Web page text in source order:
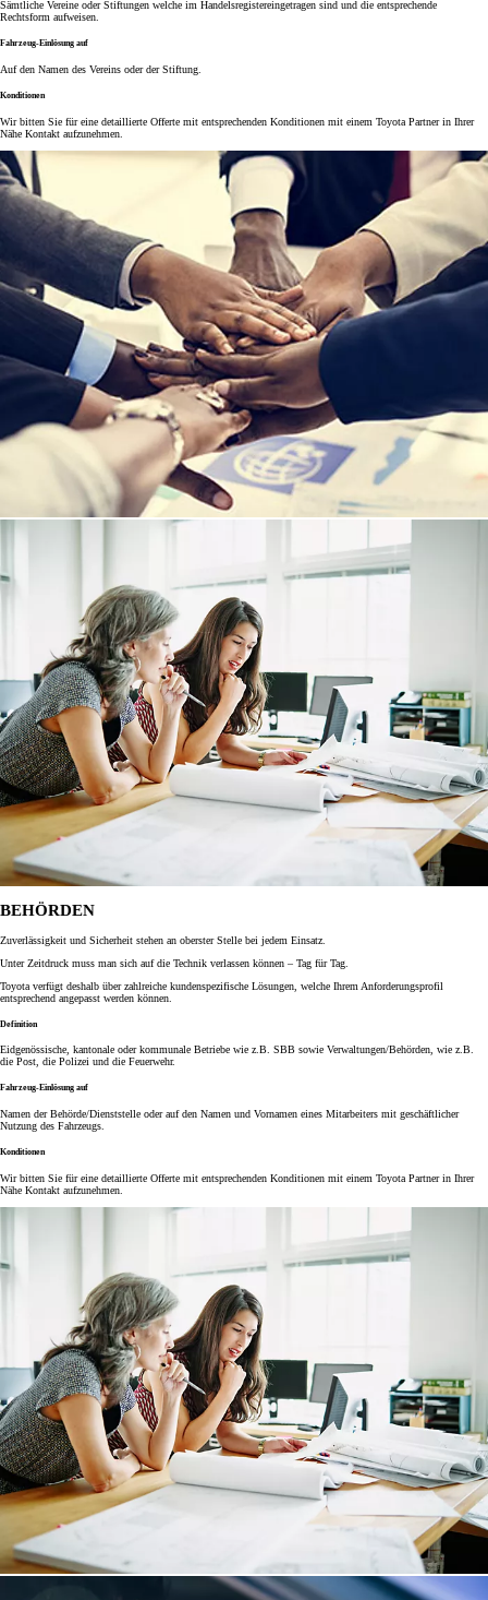
Sämtliche Vereine oder Stiftungen welche im Handelsregistereingetragen sind und die entsprechende
Rechtsform aufweisen.
Fahrzeug-Einlösung auf
Auf den Namen des Vereins oder der Stiftung.
Konditionen
Wir bitten Sie für eine detaillierte Offerte mit entsprechenden Konditionen mit einem Toyota Partner in Ihrer
Nähe Kontakt aufzunehmen.
BEHÖRDEN
Zuverlässigkeit und Sicherheit stehen an oberster Stelle bei jedem Einsatz.
Unter Zeitdruck muss man sich auf die Technik verlassen können – Tag für Tag.
Toyota verfügt deshalb über zahlreiche kundenspezifische Lösungen, welche Ihrem Anforderungsprofil
entsprechend angepasst werden können.
Definition
Eidgenössische, kantonale oder kommunale Betriebe wie z.B. SBB sowie Verwaltungen/Behörden, wie z.B.
die Post, die Polizei und die Feuerwehr.
Fahrzeug-Einlösung auf
Namen der Behörde/Dienststelle oder auf den Namen und Vornamen eines Mitarbeiters mit geschäftlicher
Nutzung des Fahrzeugs.
Konditionen
Wir bitten Sie für eine detaillierte Offerte mit entsprechenden Konditionen mit einem Toyota Partner in Ihrer
Nähe Kontakt aufzunehmen.